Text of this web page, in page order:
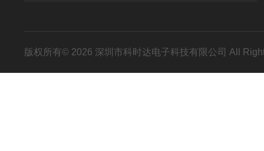
版权所有© 2026 深圳市科时达电子科技有限公司 All